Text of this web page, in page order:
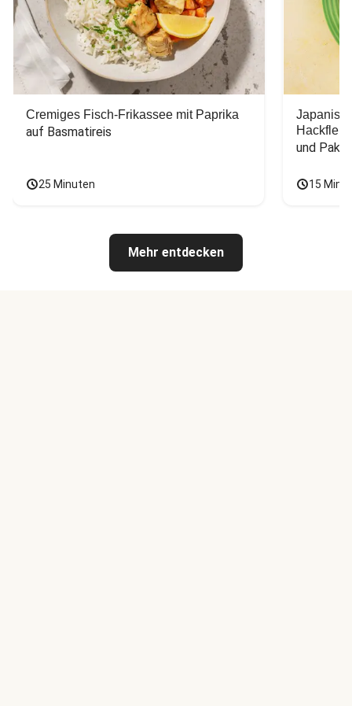
Cremiges Fisch-Frikassee mit Paprika
auf Basmatireis
25 Minuten
und Pak
15
Mehr entdecken